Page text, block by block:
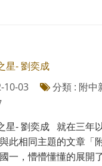
星- 劉奕成
10-03
分類 : 附中
星- 劉奕成 就在三年
此相同主題的文章「
一，懵懵懂懂的展開